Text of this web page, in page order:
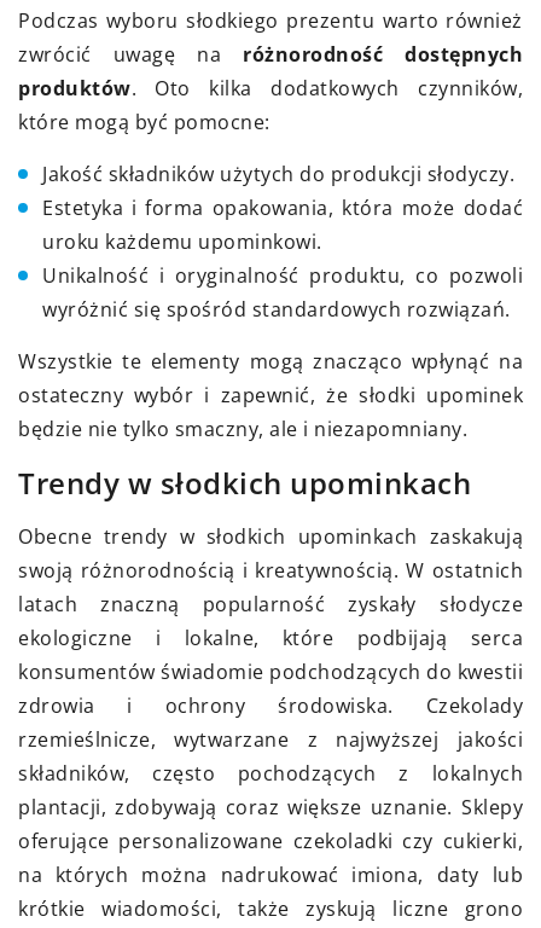
Podczas wyboru słodkiego prezentu warto również
zwrócić uwagę na różnorodność dostępnych
produktów. Oto kilka dodatkowych czynników,
które mogą być pomocne:
Jakość składników użytych do produkcji słodyczy.
Estetyka i forma opakowania, która może dodać
uroku każdemu upominkowi.
Unikalność i oryginalność produktu, co pozwoli
wyróżnić się spośród standardowych rozwiązań.
Wszystkie te elementy mogą znacząco wpłynąć na
ostateczny wybór i zapewnić, że słodki upominek
będzie nie tylko smaczny, ale i niezapomniany.
Trendy w słodkich upominkach
Obecne trendy w słodkich upominkach zaskakują
swoją różnorodnością i kreatywnością. W ostatnich
latach znaczną popularność zyskały słodycze
ekologiczne i lokalne, które podbijają serca
konsumentów świadomie podchodzących do kwestii
zdrowia i ochrony środowiska. Czekolady
rzemieślnicze, wytwarzane z najwyższej jakości
składników, często pochodzących z lokalnych
plantacji, zdobywają coraz większe uznanie. Sklepy
oferujące personalizowane czekoladki czy cukierki,
na których można nadrukować imiona, daty lub
krótkie wiadomości, także zyskują liczne grono